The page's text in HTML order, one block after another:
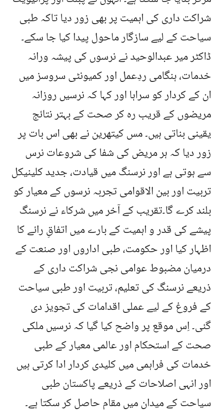
شراکت داری کی اہمیت پر بھی زور دیا تاکہ طبی
سیاحت کے لیے سازگار ماحول پیدا کیا جا سکے۔
ڈاکٹر میر عبدالوحید نے نرسوں کی پیشہ ورانہ
خدمات، ہنگامی ردِعمل اور کمیونٹی سروسز میں
ان کے کردار کو سراہا اور کہا کہ نرسیں روزانہ
مریضوں کے قریب رہ کر صحت کے بہتر نتائج
یقینی بناتی ہیں۔ مس کیتھرین نے بھی اس بات پر
زور دیا کہ ہر مریض کی شفا کی شروعات نرس
سے ہوتی ہے اور نرسنگ میں قیادت، جدید کلینیکل
تربیت اور بین الاقوامی تجربہ نرسوں کے معیار کو
بلند کرے گا۔تقریب کے آخر میں شرکاء نے نرسنگ
پیشے کی قدر و اہمیت کے بارے میں اتفاقِ رائے کا
اظہار کیا اور حکومت، طبی اداروں اور صنعت کے
درمیان مضبوط عوامی نجی شراکت داری کے
ذریعے نرسنگ کی تعلیم، تربیت اور طبی سیاحت
کے فروغ کے لیے عملی اقدامات کی تجویز دی
گئی۔ اِس موقع پر واضح کیا گیا کہ نرسیں ملکی
صحت کے استحکام اور عالمی معیار کے طبی
خدمات کی فراہمی میں کلیدی کردار ادا کرتی ہیں
اور انہی اصلاحات کے ذریعے پاکستان طبی
سیاحت کے میدان میں مقام حاصل کر سکتا ہے۔